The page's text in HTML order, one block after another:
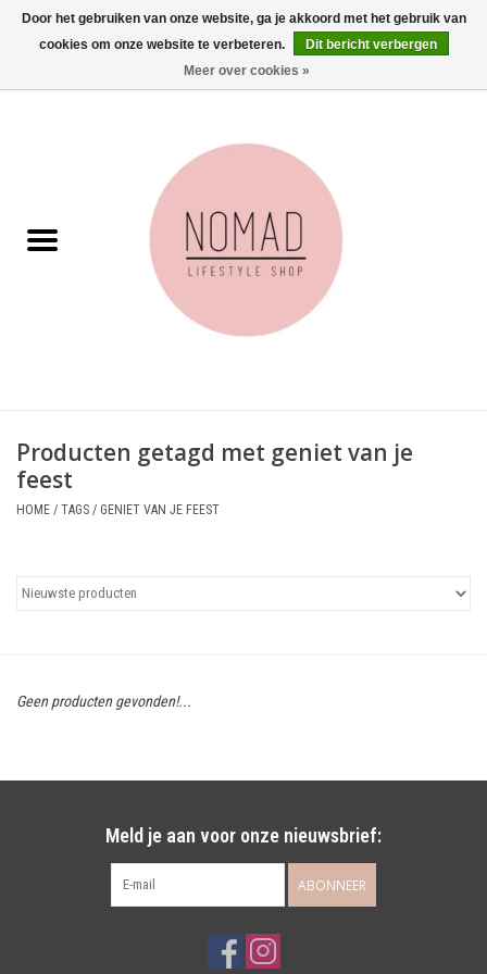
0 Artikelen - €0,00
Aan tafel
Wenskaarten
Cadeaubonnen
Producten getagd met geniet van je
feest
HOME / TAGS / GENIET VAN JE FEEST
Geen producten gevonden!...
Meld je aan voor onze nieuwsbrief:
ABONNEER
Door het gebruiken van onze website, ga je akkoord met het gebruik van
cookies om onze website te verbeteren.
Dit bericht verbergen
Meer over cookies »